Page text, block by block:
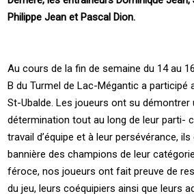
Philippe Jean et Pascal Dion.
Au cours de la fin de semaine du 14 au
B du Turmel de Lac-Mégantic a participé
St-Ubalde. Les joueurs ont su démontrer
détermination tout au long de leur parti-
travail d’équipe et à leur persévérance,
bannière des champions de leur
féroce, nos joueurs ont fait preuve de
du jeu, leurs coéquipiers ainsi que leurs